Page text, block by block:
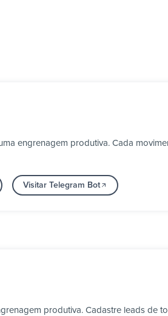
engrenagem produtiva. Cada
Visitar Telegram Bot
produtiva. Cadastre leads de